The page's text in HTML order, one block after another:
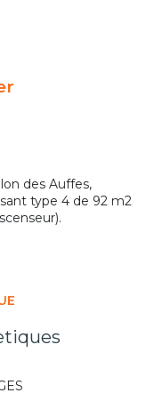
des Auffes,
type 4 de 92 m2